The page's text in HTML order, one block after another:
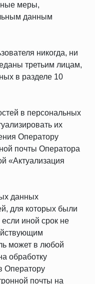
меры,
данным
никогда, ни
третьим лицам,
в разделе 10
в персональных
их
Оператору
почты Оператора
«Актуализация
данных
для которых были
иной срок не
может в любой
обработку
Оператору
почты на